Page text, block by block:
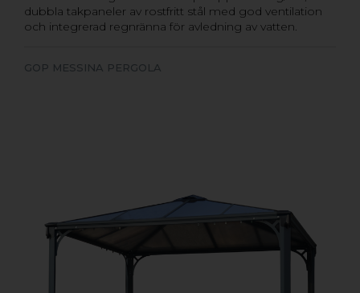
dubbla takpaneler av rostfritt stål med god ventilation
och integrerad regnränna för avledning av vatten.
GOP MESSINA PERGOLA